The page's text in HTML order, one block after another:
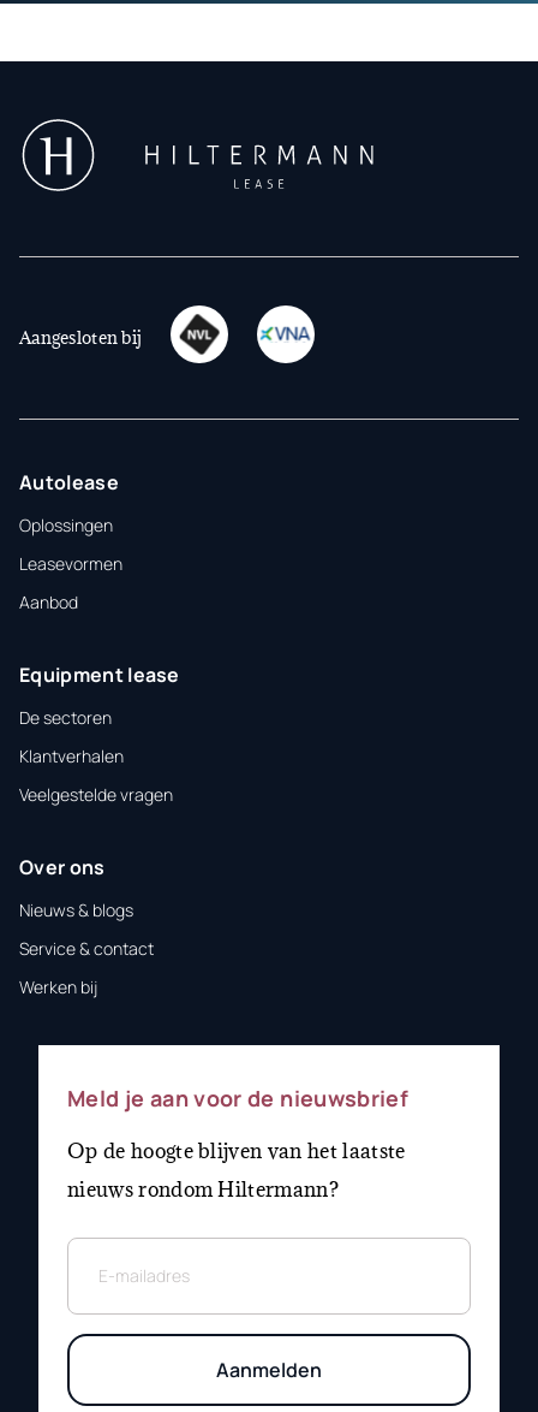
Aangesloten bij
Autolease
Oplossingen
Leasevormen
Aanbod
Equipment lease
De sectoren
Klantverhalen
Veelgestelde vragen
Over ons
Nieuws & blogs
Service & contact
Werken bij
Meld je aan voor de nieuwsbrief
Op de hoogte blijven van het laatste
nieuws rondom Hiltermann?
Aanmelden